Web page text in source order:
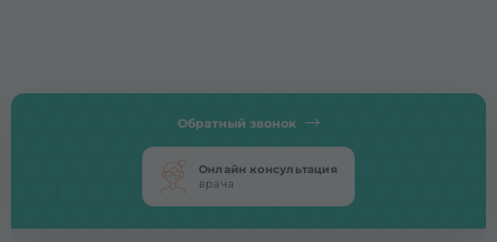
Обратный звонок
Онлайн консультация
врача